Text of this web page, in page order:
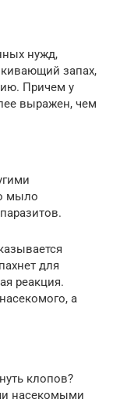
нужд,
запах,
Причем у
выражен, чем
мыло
для
реакция.
а
клопов?
насекомыми